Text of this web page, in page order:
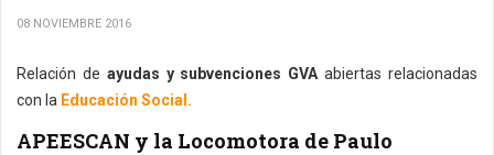
08 NOVIEMBRE 2016
Relación de ayudas y subvenciones GVA abiertas relacionadas
con la Educación Social.
APEESCAN y la Locomotora de Paulo